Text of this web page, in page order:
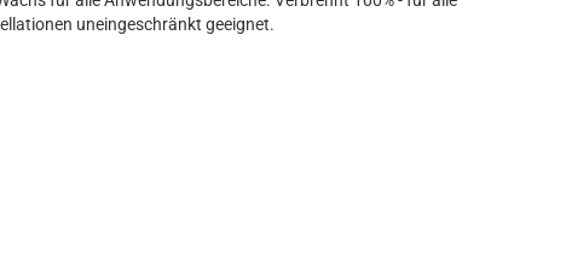
uneingeschränkt geeignet.